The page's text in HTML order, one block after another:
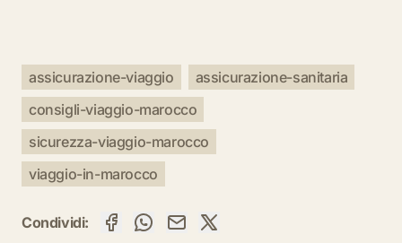
assicurazione-viaggio
assicurazione-sanitaria
consigli-viaggio-marocco
sicurezza-viaggio-marocco
viaggio-in-marocco
Condividi: